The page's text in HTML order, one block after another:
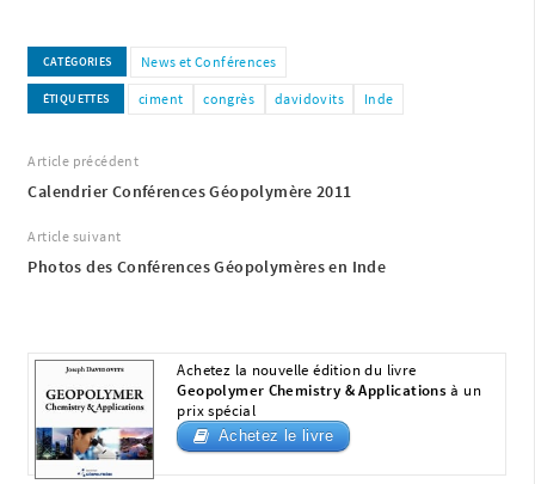
CATÉGORIES News et Conférences
ÉTIQUETTES ciment congrès davidovits Inde
Article précédent
Calendrier Conférences Géopolymère 2011
Article suivant
Photos des Conférences Géopolymères en Inde
Achetez la nouvelle édition du livre
Geopolymer Chemistry & Applications à un
prix spécial
Achetez le livre